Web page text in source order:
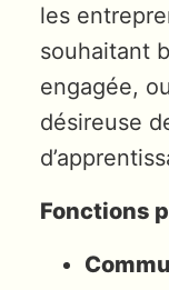
les
souhaitant
engagée,
désireuse
Fonctions